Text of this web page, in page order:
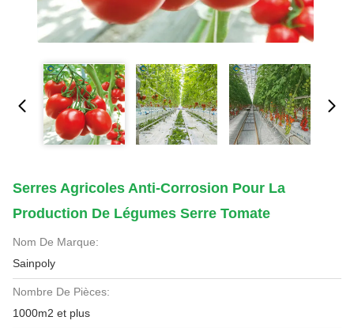
Serres Agricoles Anti-Corrosion Pour La
Production De Légumes Serre Tomate
Nom De Marque:
Sainpoly
Nombre De Pièces:
1000m2 et plus